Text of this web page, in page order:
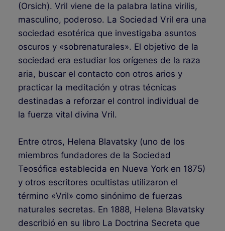
(Orsich). Vril viene de la palabra latina virilis,
masculino, poderoso. La Sociedad Vril era una
sociedad esotérica que investigaba asuntos
oscuros y «sobrenaturales». El objetivo de la
sociedad era estudiar los orígenes de la raza
aria, buscar el contacto con otros arios y
practicar la meditación y otras técnicas
destinadas a reforzar el control individual de
la fuerza vital divina Vril.
Entre otros, Helena Blavatsky (uno de los
miembros fundadores de la Sociedad
Teosófica establecida en Nueva York en 1875)
y otros escritores ocultistas utilizaron el
término «Vril» como sinónimo de fuerzas
naturales secretas. En 1888, Helena Blavatsky
describió en su libro La Doctrina Secreta que